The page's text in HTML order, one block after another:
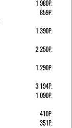
1 980Р.
859Р.
1 390Р.
2 250Р.
1 290Р.
3 194Р.
1 090Р.
410Р.
351Р.